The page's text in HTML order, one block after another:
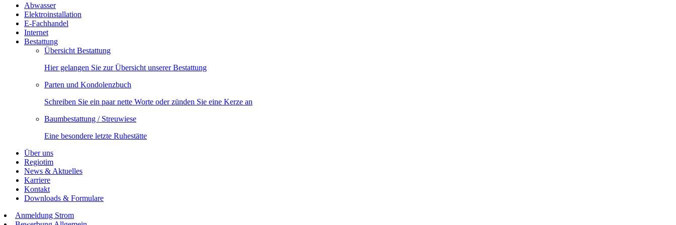
Abwasser
Elektroinstallation
E-Fachhandel
Internet
Bestattung
Übersicht Bestattung
Hier gelangen Sie zur Übersicht unserer Bestattung
Parten und Kondolenzbuch
Schreiben Sie ein paar nette Worte oder zünden Sie eine Kerze an
Baumbestattung / Streuwiese
Eine besondere letzte Ruhestätte
Über uns
Regiotim
News & Aktuelles
Karriere
Kontakt
Downloads & Formulare
Anmeldung Strom